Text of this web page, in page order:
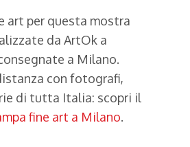
art per questa mostra
da ArtOk a
a Milano.
con fotografi,
di tutta Italia: scopri il
fine art a Milano.